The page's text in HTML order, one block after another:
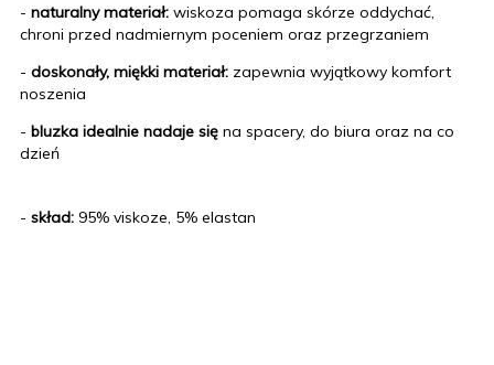
- naturalny materiał: wiskoza pomaga skórze oddychać,
chroni przed nadmiernym poceniem oraz przegrzaniem
- doskonały, miękki materiał: zapewnia wyjątkowy komfort
noszenia
- bluzka idealnie nadaje się na spacery, do biura oraz na co
dzień
- skład: 95% viskoze, 5% elastan